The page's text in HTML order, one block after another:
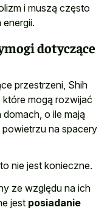
i muszą często
dotyczące
przestrzeni, Shih
które mogą rozwijać
o ile mają
na spacery
nie jest konieczne.
ze względu na ich
jest posiadanie